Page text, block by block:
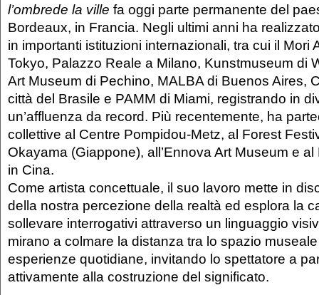
l’ombrede la ville fa oggi parte permanente del
Bordeaux, in Francia. Negli ultimi anni ha
in importanti istituzioni internazionali, tra cui il Mori
Tokyo, Palazzo Reale a Milano, Kunstmuseum di
Art Museum di Pechino, MALBA di Buenos Aires,
città del Brasile e PAMM di Miami, registrando in
un’affluenza da record. Più recentemente, ha
collettive al Centre Pompidou-Metz, al Forest
Okayama (Giappone), all’Ennova Art Museum e
in Cina.
Come artista concettuale, il suo lavoro mette in
della nostra percezione della realtà ed esplora la
sollevare interrogativi attraverso un linguaggio
mirano a colmare la distanza tra lo spazio
esperienze quotidiane, invitando lo spettatore a
attivamente alla costruzione del significato.